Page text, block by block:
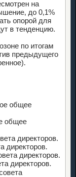
на
до 0,1%
опорой для
в тенденцию.
по итогам
предыдущего
общее
общее
директоров.
директоров.
директоров.
директоров.